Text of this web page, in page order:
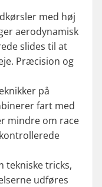
med høj
aerodynamisk
slides til at
Præcision og
på
fart med
mindre om race
tekniske tricks,
udføres